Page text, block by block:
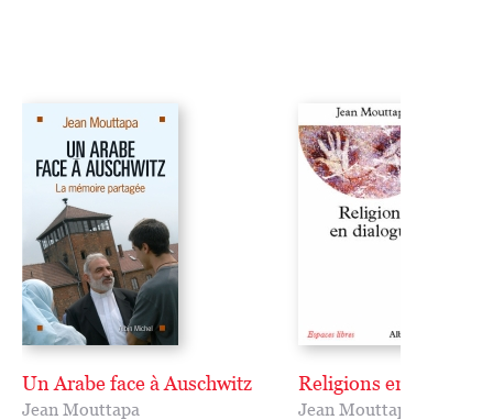
Un Arabe face à Auschwitz
Jean Mouttapa
Religions en dialogue
Jean Mouttapa